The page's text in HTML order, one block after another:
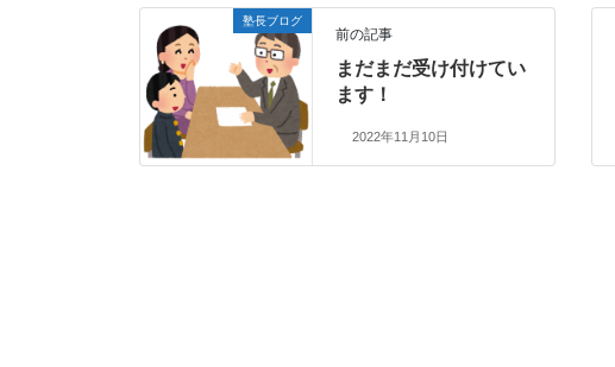
塾長ブログ
前の記事
まだまだ受け付けてい
ます！
2022年11月10日